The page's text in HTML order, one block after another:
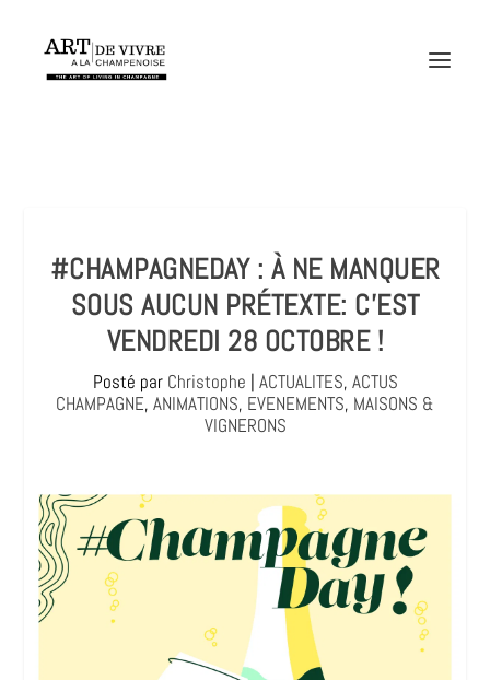
#CHAMPAGNEDAY : À NE MANQUER
SOUS AUCUN PRÉTEXTE: C’EST
VENDREDI 28 OCTOBRE !
Posté par Christophe | ACTUALITES, ACTUS
CHAMPAGNE, ANIMATIONS, EVENEMENTS, MAISONS &
VIGNERONS